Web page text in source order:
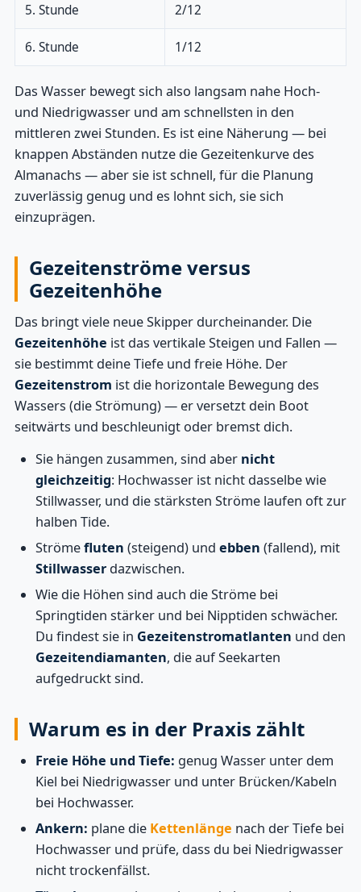
5. Stunde 2/12
6. Stunde 1/12
Das Wasser bewegt sich also langsam nahe Hoch-
und Niedrigwasser und am schnellsten in den
mittleren zwei Stunden. Es ist eine Näherung — bei
knappen Abständen nutze die Gezeitenkurve des
Almanachs — aber sie ist schnell, für die Planung
zuverlässig genug und es lohnt sich, sie sich
einzuprägen.
Gezeitenströme versus
Gezeitenhöhe
Das bringt viele neue Skipper durcheinander. Die
Gezeitenhöhe ist das vertikale Steigen und Fallen —
sie bestimmt deine Tiefe und freie Höhe. Der
Gezeitenstrom ist die horizontale Bewegung des
Wassers (die Strömung) — er versetzt dein Boot
seitwärts und beschleunigt oder bremst dich.
Sie hängen zusammen, sind aber nicht
gleichzeitig: Hochwasser ist nicht dasselbe wie
Stillwasser, und die stärksten Ströme laufen oft zur
halben Tide.
Strömefluten (steigend) und ebben (fallend), mit
Stillwasser dazwischen.
Wie die Höhen sind auch die Ströme bei
Springtiden stärker und bei Nipptiden schwächer.
Du findest sie in Gezeitenstromatlanten und den
Gezeitendiamanten, die auf Seekarten
aufgedruckt sind.
Warum es in der Praxis zählt
Freie Höhe und Tiefe: genug Wasser unter dem
Kiel bei Niedrigwasser und unter Brücken/Kabeln
bei Hochwasser.
Ankern: plane die Kettenlänge nach der Tiefe bei
Hochwasser und prüfe, dass du bei Niedrigwasser
nicht trockenfällst.